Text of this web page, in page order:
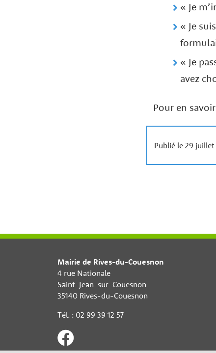
« Je
« Je
« Je
avez
Pour en
Publié le 29
Mairie de Rives-du-Couesnon
4 rue Nationale
Saint-Jean-sur-Couesnon
35140 Rives-du-Couesnon
Tél. : 02 99 39 12 57